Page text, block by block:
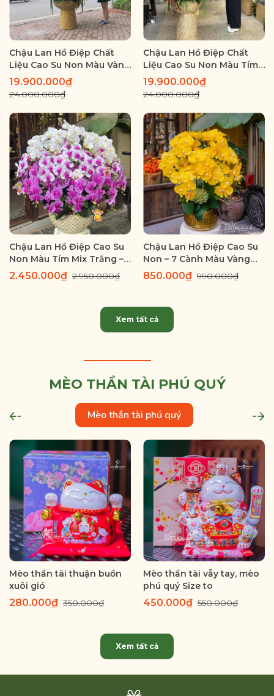
Chậu Lan Hồ Điệp Chất
Liệu Cao Su Non Màu Vàng
Sang Trọng – Chậu Kích
Thước Lớn Cho Không
Gian Đẳng Cấp
19.900.000₫
24.000.000₫
Chậu Lan Hồ Điệp Chất
Liệu Cao Su Non Màu Tím
Mix Trắng Lõi Tím – Chậu
Cỡ Đại Sang Trọng Cho
Sảnh, Biệt Thự
19.900.000₫
24.000.000₫
Chậu Lan Hồ Điệp Cao Su
Non Màu Tím Mix Trắng –
Nổi Bật Không Gian
2.450.000₫ 2.950.000₫
Chậu Lan Hồ Điệp Cao Su
Non – 7 Cành Màu Vàng
Thanh Lịch
850.000₫ 990.000₫
Xem tất cả
MÈO THẦN TÀI PHÚ QUÝ
Mèo thần tài phú quý
Mèo thần tài thuận buồn
xuôi gió
280.000₫ 350.000₫
Mèo thần tài vẫy tay, mèo
phú quý Size to
450.000₫ 550.000₫
Xem tất cả